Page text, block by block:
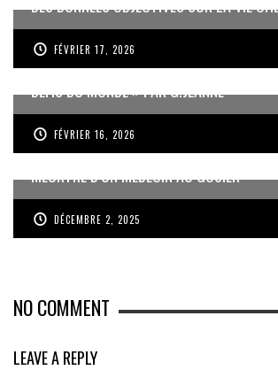
DES DONNÉES OBJECTIVES SUR LA VIE
FÉVRIER 17, 2026
« UN GOSIER FIER, FORT ET
DÉFIS DU MONDE » PAR G.JEANNE
FÉVRIER 16, 2026
MEURTRE D’UN MÉDECIN AU GOSIER
DÉCEMBRE 2, 2025
NO COMMENT
LEAVE A REPLY